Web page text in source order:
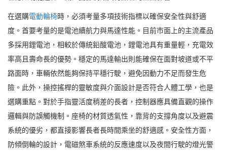
在選購電動輪椅時，必須考量多項技術指標以確保安全性與舒適
度。首要考量的是電池續航力與馬達性能。目前市面上的主流產品
多採用鋰電池，相較於傳統鉛酸電池，鋰電池具有重量輕，充電效
率高且壽命長的優勢。穩定的馬達輸出則能確保在面對坡道或不平
路面時，車輛依然能夠保持平穩行駛，避免因動力不足而發生危
險。此外，操控搖桿的靈敏度與介面設計是否符合人體工學，也是
選購重點。對於手指靈活度稍差的長者，控制器應具備直觀的操作
邏輯與防誤觸機制。座椅的材質透氣性，靠背的支撐角度以及避震
系統的優劣，都直接影響長者長時間乘坐的舒適感。安全性方面，
防傾倒輪的設計，電磁煞車系統的反應速度以及夜間行駛的燈光警